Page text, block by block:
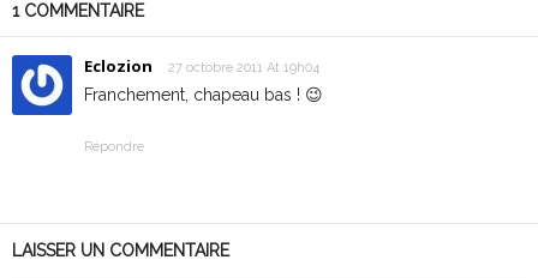
1 COMMENTAIRE
Eclozion 27 octobre 2011 At 19h04
Franchement, chapeau bas ! 😉
Répondre
LAISSER UN COMMENTAIRE